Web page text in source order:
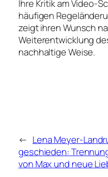
Ihre Kritik am Video-
häufigen
zeigt ihren Wunsch
Weiterentwicklung
nachhaltige Weise.
← Lena Meyer-
geschieden:
von Max und neue